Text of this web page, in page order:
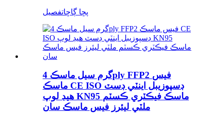
پڇا ڳاڇاتفصيل
گرم سيل ماسڪ 4ply FFP2 فيس
ماسڪ CE ISO ڊسپوزيبل اينٽي ڊسٽ
هيڊ لوپ KN95 ماسڪ فيڪٽري ڪسٽم
ملٽي ليئرز فيس ماسڪ سان